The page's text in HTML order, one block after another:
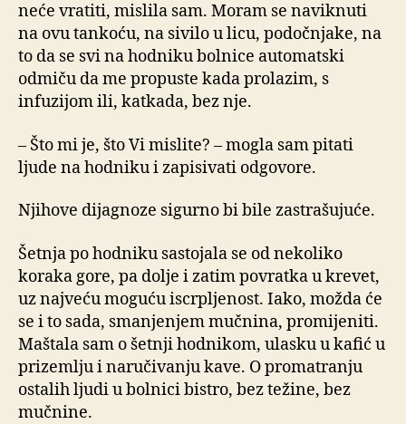
neće vratiti, mislila sam. Moram se naviknuti
na ovu tankoću, na sivilo u licu, podočnjake, na
to da se svi na hodniku bolnice automatski
odmiču da me propuste kada prolazim, s
infuzijom ili, katkada, bez nje.
– Što mi je, što Vi mislite? – mogla sam pitati
ljude na hodniku i zapisivati odgovore.
Njihove dijagnoze sigurno bi bile zastrašujuće.
Šetnja po hodniku sastojala se od nekoliko
koraka gore, pa dolje i zatim povratka u krevet,
uz najveću moguću iscrpljenost. Iako, možda će
se i to sada, smanjenjem mučnina, promijeniti.
Maštala sam o šetnji hodnikom, ulasku u kafić u
prizemlju i naručivanju kave. O promatranju
ostalih ljudi u bolnici bistro, bez težine, bez
mučnine.